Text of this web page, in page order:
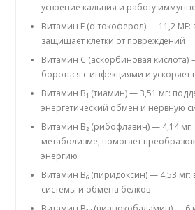
усвоение кальция и работу
Витамин E (α-токоферол) — 11,2 МЕ:
защищает клетки от повреждений
Витамин C (аскорбиновая кислота)
бороться с инфекциями и ускоряет
Витамин B₁ (тиамин) — 3,51 мг:
энергетический обмен и нервную
Витамин B₂ (рибофлавин) — 4,14 мг:
метаболизме, помогает
энергию
Витамин B₆ (пиридоксин) — 4,53
системы и обмена белков